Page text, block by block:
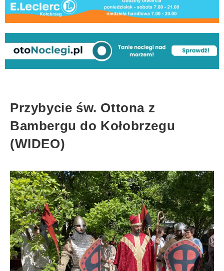
Przybycie św. Ottona z
Bambergu do Kołobrzegu
(WIDEO)